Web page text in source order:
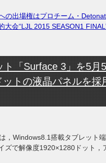
の出場権はプロチーム・
大会“LJL 2015 SEASON1
「Surface 3」を5月
トの液晶パネルを採
Windows8.1搭載タブレット
ズで解像度1920×1280ドット，